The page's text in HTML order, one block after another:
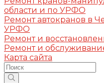
области и по УРФО
Ремонт автокранов в
УРФО
Ремонт и
Ремонт и
Карта сайта